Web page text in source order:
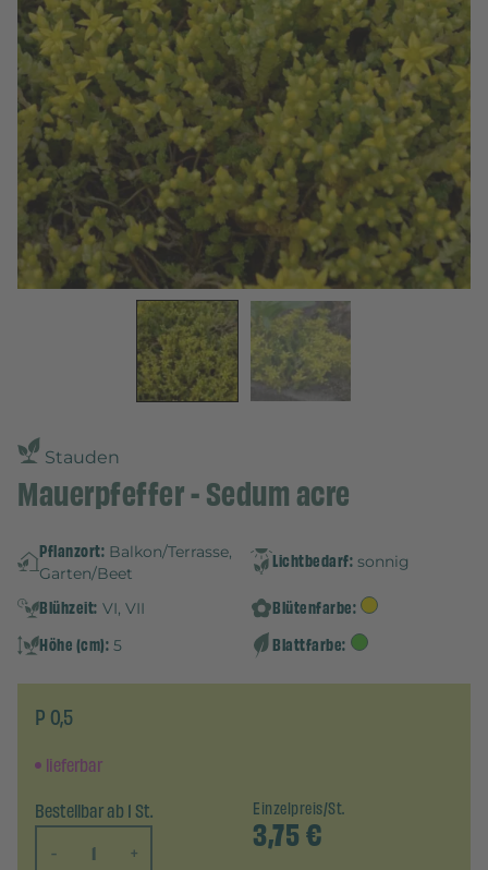
Stauden
Mauerpfeffer - Sedum acre
Pflanzort: Balkon/Terrasse,
Garten/Beet
Lichtbedarf: sonnig
Blühzeit: VI, VII
Blütenfarbe:
Höhe (cm): 5 Blattfarbe:
P 0,5
lieferbar
Bestellbar ab 1 St.
-
+
Einzelpreis/St.
3,75€